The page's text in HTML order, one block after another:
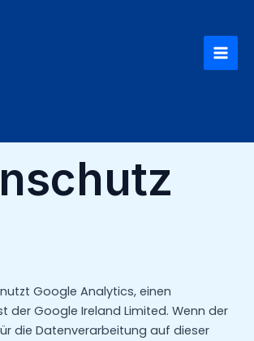
Google Analytics, einen
der Google Ireland Limited. Wenn der
die Datenverarbeitung auf dieser